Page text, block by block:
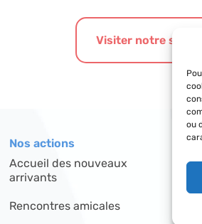
ou
Visiter notre site
Nos actions
Accueil des nouveaux
arrivants
Rencontres amicales
Le